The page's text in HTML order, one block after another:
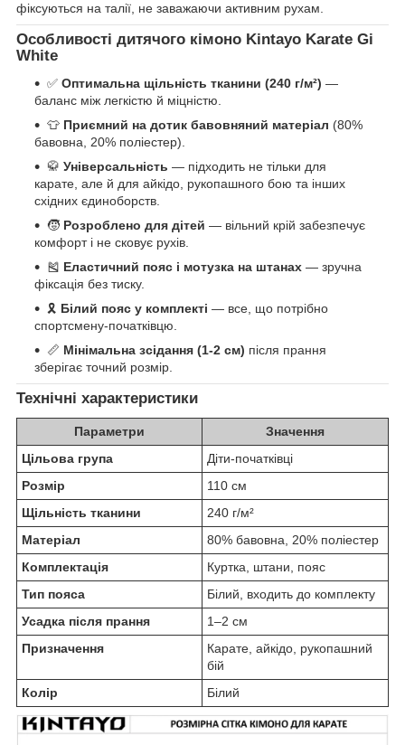
фіксуються на талії, не заважаючи активним рухам.
Особливості дитячого кімоно Kintayo Karate Gi
White
✅ Оптимальна щільність тканини (240 г/м²) —
баланс між легкістю й міцністю.
👕 Приємний на дотик бавовняний матеріал (80%
бавовна, 20% поліестер).
🥋 Універсальність — підходить не тільки для
карате, але й для айкідо, рукопашного бою та інших
східних єдиноборств.
🧒 Розроблено для дітей — вільний крій забезпечує
комфорт і не сковує рухів.
🎽 Еластичний пояс і мотузка на штанах — зручна
фіксація без тиску.
🎗️ Білий пояс у комплекті — все, що потрібно
спортсмену-початківцю.
📏 Мінімальна зсідання (1-2 см) після прання
зберігає точний розмір.
Технічні характеристики
Параметри
Значення
Цільова група
Діти-початківці
Розмір
110 см
Щільність тканини
240 г/м²
Матеріал
80% бавовна, 20% поліестер
Комплектація
Куртка, штани, пояс
Тип пояса
Білий, входить до комплекту
Усадка після прання
1–2 см
Призначення
Карате, айкідо, рукопашний
бій
Колір
Білий